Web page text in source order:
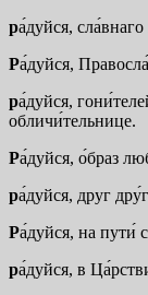
ра́дуйся,
Ра́дуйся,
ра́дуйся,
обличи́тельнице.
Ра́дуйся, о́браз
ра́дуйся, друг
Ра́дуйся, на пути́
ра́дуйся, в